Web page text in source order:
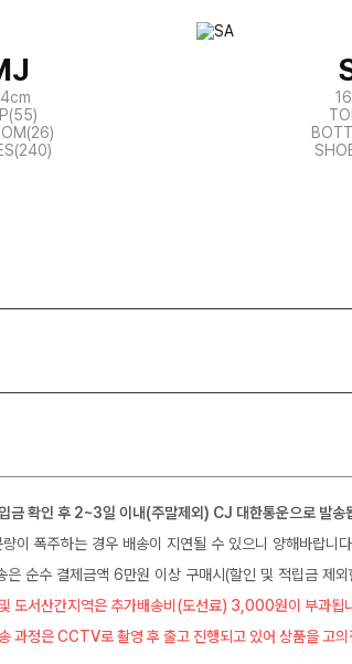
금 확인 후 2~3일 이내(주말제외) CJ 대한통운으로 발송
이 폭주하는 경우 배송이 지연될 수 있으니 양해바랍니
은 순수 결제금액 6만원 이상 구매시(할인 및 적립금 제
도서산간지역은 추가배송비(도선료) 3,000원이 부과됩
과정은 CCTV로 촬영 후 출고 진행되고 있어 상품을 고